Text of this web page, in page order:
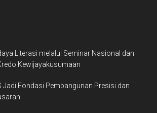
Literasi melalui Seminar Nasional dan
Kewijayakusumaan
Jadi Fondasi Pembangunan Presisi dan